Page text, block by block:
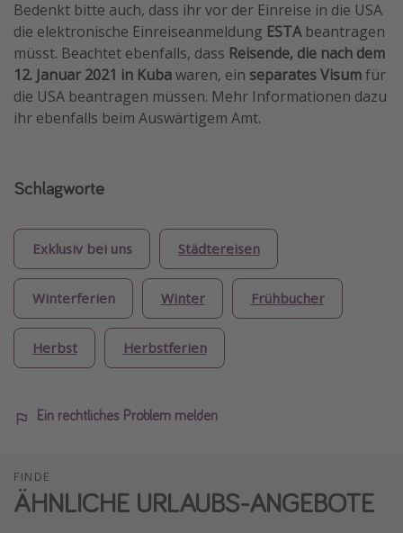
Bedenkt bitte auch, dass ihr vor der Einreise in die USA
die elektronische Einreiseanmeldung ESTAbeantragen
müsst. Beachtet ebenfalls, dass Reisende, die nach dem
12. Januar 2021 in Kubawaren, ein separates Visumfür
die USA beantragen müssen. Mehr Informationen dazu
ihr ebenfalls beim Auswärtigem Amt.
Schlagworte
Exklusiv bei uns Städtereisen
Winterferien Winter Frühbucher
Herbst Herbstferien
Ein rechtliches Problem melden
FINDE
ÄHNLICHE URLAUBS-ANGEBOTE